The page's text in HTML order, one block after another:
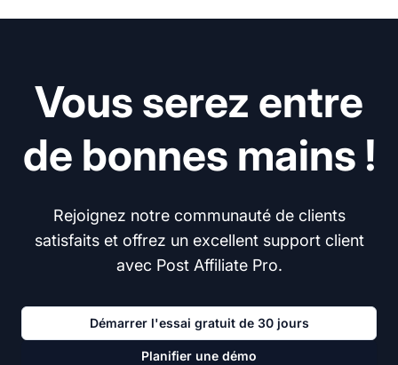
Vous serez entre
de bonnes mains !
Rejoignez notre communauté de clients
satisfaits et offrez un excellent support client
avec Post Affiliate Pro.
Démarrer l'essai gratuit de 30 jours
Planifier une démo